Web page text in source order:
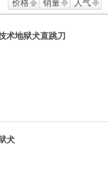
价格 销量 人气
术地狱犬直跳刀
犬